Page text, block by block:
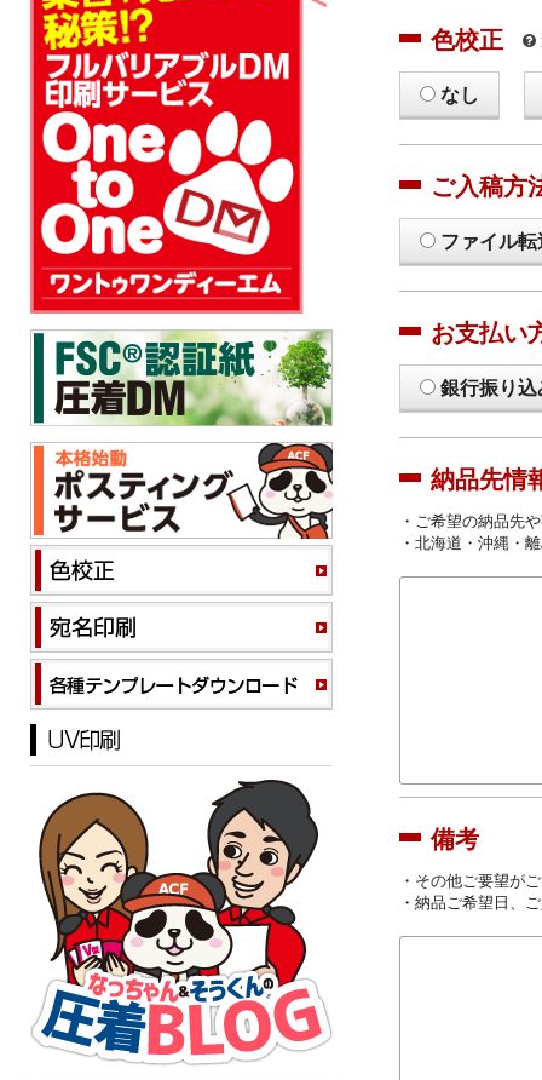
色校正
なし
ご入稿方
ファイル
お支払い
銀行振り込
納品先情
・ご希望の納品先
・北海道・沖縄・
備考
・その他ご要望が
・納品ご希望日、